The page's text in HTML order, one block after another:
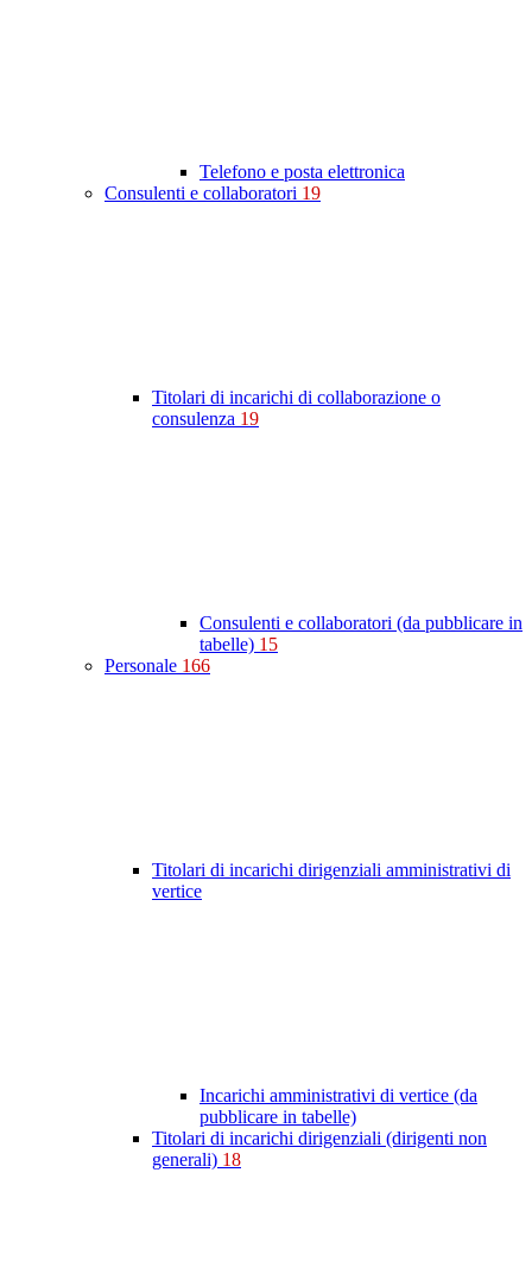
Telefono e posta elettronica
Consulenti e collaboratori 19
Titolari di incarichi di collaborazione o
consulenza 19
Consulenti e collaboratori (da pubblicare in
tabelle) 15
Personale 166
Titolari di incarichi dirigenziali amministrativi di
vertice
Incarichi amministrativi di vertice (da
pubblicare in tabelle)
Titolari di incarichi dirigenziali (dirigenti non
generali) 18